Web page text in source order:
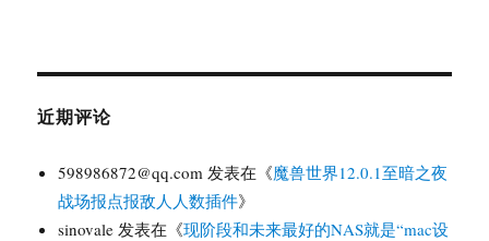
近期评论
598986872@qq.com 发表在《魔兽世界12.0.1至暗之夜
战场报点报敌人人数插件》
sinovale 发表在《现阶段和未来最好的NAS就是“mac设